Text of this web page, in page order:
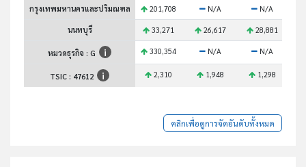
กรุงเทพมหานครและปริมณฑล 201,708 N/A N/A
นนทบุรี 33,271 26,617 28,881
หมวดธุรกิจ : G 330,354 N/A N/A
TSIC : 47612 2,310 1,948 1,298
คลิกเพื่อดูการจัดอันดับทั้งหมด